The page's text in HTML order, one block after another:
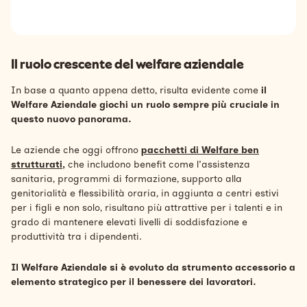
Il ruolo crescente del welfare aziendale
In base a quanto appena detto, risulta evidente come il
Welfare Aziendale giochi un ruolo sempre più cruciale in
questo nuovo panorama.
Le aziende che oggi offrono pacchetti di Welfare ben
strutturati, che includono benefit come l'assistenza
sanitaria, programmi di formazione, supporto alla
genitorialità e flessibilità oraria, in aggiunta a centri estivi
per i figli e non solo, risultano più attrattive per i talenti e in
grado di mantenere elevati livelli di soddisfazione e
produttività tra i dipendenti.
Il Welfare Aziendale si è evoluto da strumento accessorio a
elemento strategico per il benessere dei lavoratori.